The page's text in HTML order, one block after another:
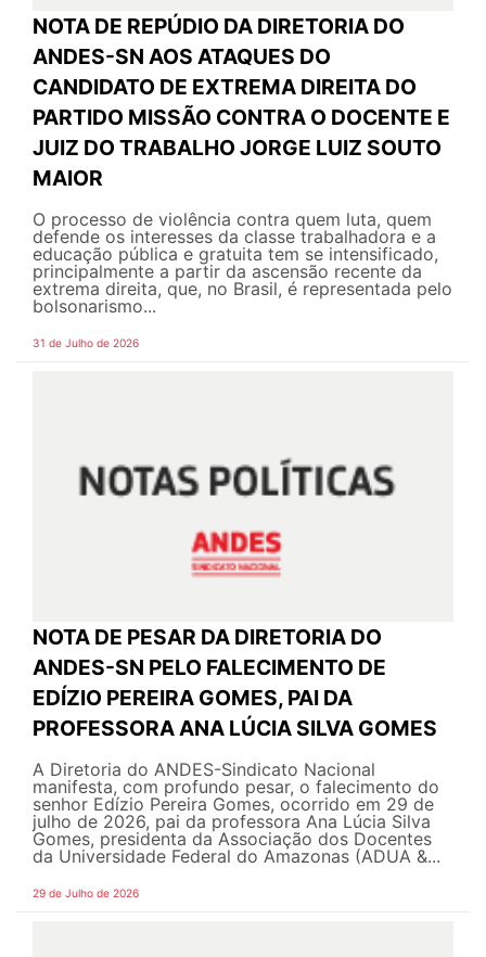
NOTA DE REPÚDIO DA DIRETORIA DO
ANDES-SN AOS ATAQUES DO
CANDIDATO DE EXTREMA DIREITA DO
PARTIDO MISSÃO CONTRA O DOCENTE E
JUIZ DO TRABALHO JORGE LUIZ SOUTO
MAIOR
O processo de violência contra quem luta, quem
defende os interesses da classe trabalhadora e a
educação pública e gratuita tem se intensificado,
principalmente a partir da ascensão recente da
extrema direita, que, no Brasil, é representada pelo
bolsonarismo...
31 de Julho de 2026
NOTA DE PESAR DA DIRETORIA DO
ANDES-SN PELO FALECIMENTO DE
EDÍZIO PEREIRA GOMES, PAI DA
PROFESSORA ANA LÚCIA SILVA GOMES
A Diretoria do ANDES-Sindicato Nacional
manifesta, com profundo pesar, o falecimento do
senhor Edízio Pereira Gomes, ocorrido em 29 de
julho de 2026, pai da professora Ana Lúcia Silva
Gomes, presidenta da Associação dos Docentes
da Universidade Federal do Amazonas (ADUA &...
29 de Julho de 2026